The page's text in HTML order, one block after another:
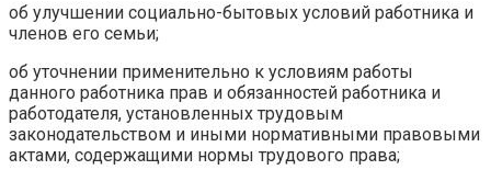
об улучшении социально-бытовых условий работника и
членов его семьи;
об уточнении применительно к условиям работы
данного работника прав и обязанностей работника и
работодателя, установленных трудовым
законодательством и иными нормативными правовыми
актами, содержащими нормы трудового права;